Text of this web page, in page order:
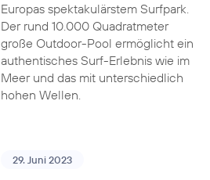
Europas spektakulärstem Surfpark.
Der rund 10.000 Quadratmeter
große Outdoor-Pool ermöglicht ein
authentisches Surf-Erlebnis wie im
Meer und das mit unterschiedlich
hohen Wellen.
29. Juni 2023